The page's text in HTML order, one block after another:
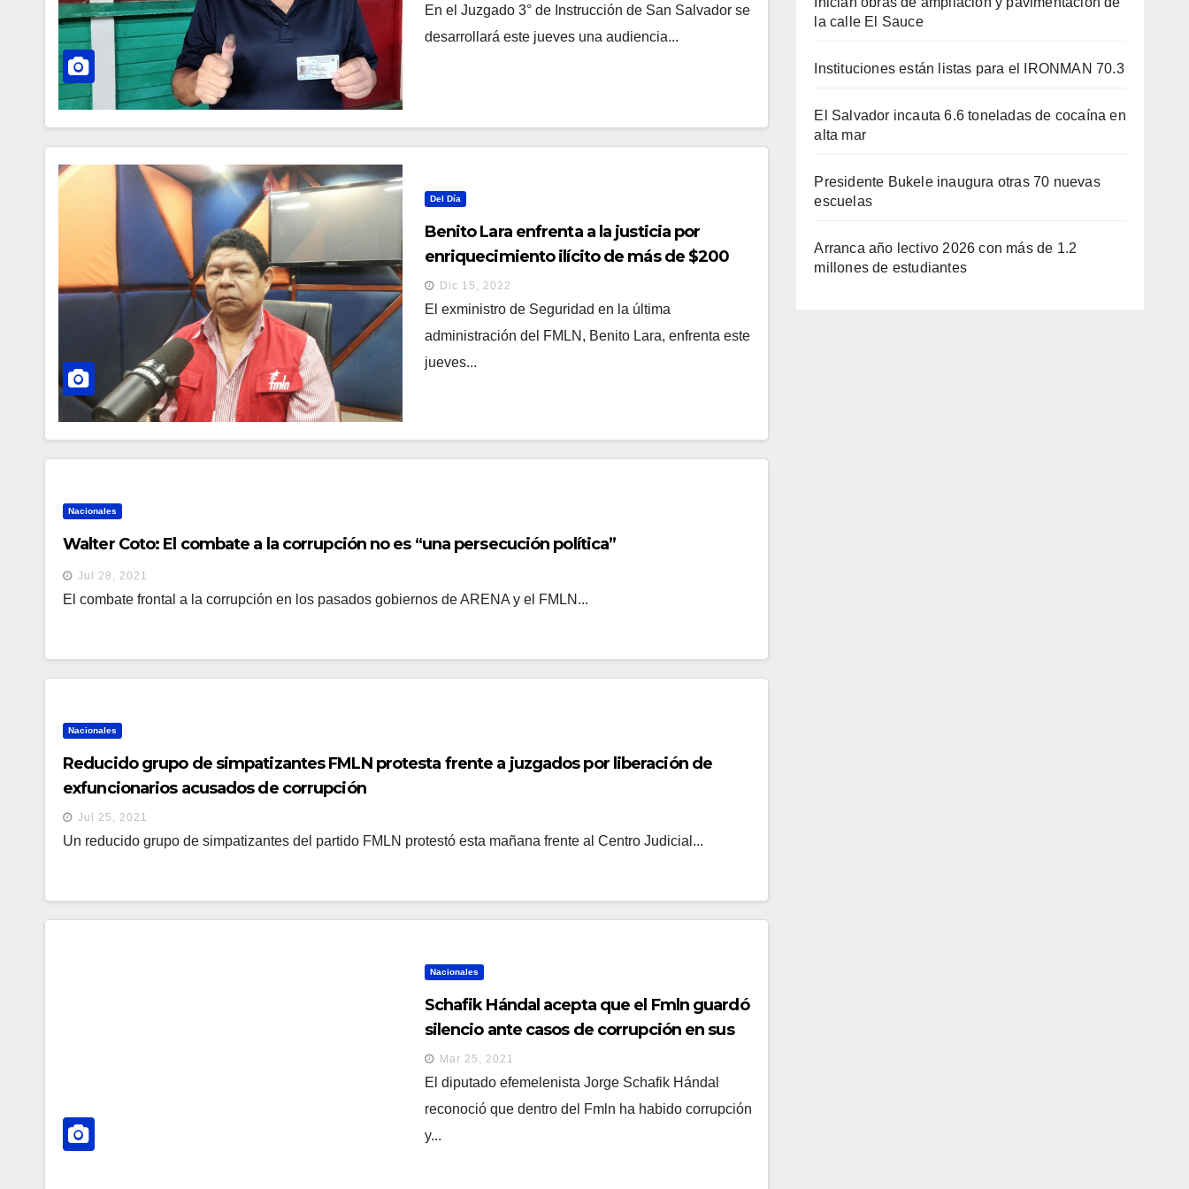
En el Juzgado 3° de Instrucción de San Salvador se
desarrollará este jueves una audiencia...
Del Día
Benito Lara enfrenta a la justicia por
enriquecimiento ilícito de más de $200
milDic 15, 2022
El exministro de Seguridad en la última
administración del FMLN, Benito Lara, enfrenta este
jueves...
Nacionales
Walter Coto: El combate a la corrupción no es “una persecución política”
Jul 28, 2021
El combate frontal a la corrupción en los pasados gobiernos de ARENA y el FMLN...
Nacionales
Reducido grupo de simpatizantes FMLN protesta frente a juzgados por liberación de
exfuncionarios acusados de corrupción
Jul 25, 2021
Un reducido grupo de simpatizantes del partido FMLN protestó esta mañana frente al Centro Judicial...
Nacionales
Schafik Hándal acepta que el Fmln guardó
silencio ante casos de corrupción en sus
gobiernos
Mar 25, 2021
El diputado efemelenista Jorge Schafik Hándal
reconoció que dentro del Fmln ha habido corrupción
y...
la calle El Sauce
Instituciones están listas para el IRONMAN 70.3
El Salvador incauta 6.6 toneladas de cocaína en
alta mar
Presidente Bukele inaugura otras 70 nuevas
escuelas
Arranca año lectivo 2026 con más de 1.2
millones de estudiantes